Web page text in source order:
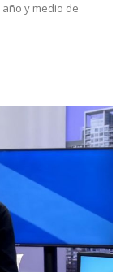
y medio de